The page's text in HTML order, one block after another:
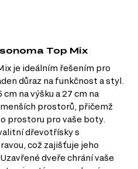
Top Mix
je ideálním řešením pro
důraz na funkčnost a styl.
na výšku a 27 cm na
prostorů, přičemž
prostoru pro vaše boty.
dřevotřísky s
což zajišťuje jeho
dveře chrání vaše